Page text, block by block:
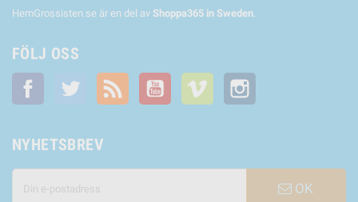
HemGrossisten.se är en del av Shoppa365 in Sweden.
FÖLJ OSS
Facebook Twitter RSS YouTube Vimeo
NYHETSBREV
OK